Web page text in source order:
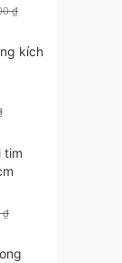
₫
kích
tim
₫